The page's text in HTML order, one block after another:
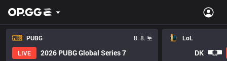
PUBG
8. 8. 토
LIVE
2026 PUBG Global Series 7
LoL
DK